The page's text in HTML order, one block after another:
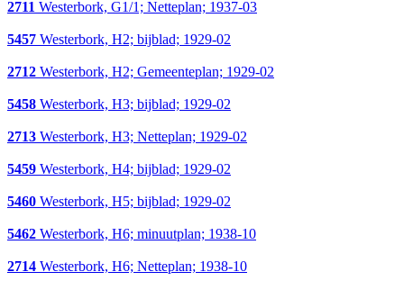
2711 Westerbork, G1/1; Netteplan; 1937-03
5457 Westerbork, H2; bijblad; 1929-02
2712 Westerbork, H2; Gemeenteplan; 1929-02
5458 Westerbork, H3; bijblad; 1929-02
2713 Westerbork, H3; Netteplan; 1929-02
5459 Westerbork, H4; bijblad; 1929-02
5460 Westerbork, H5; bijblad; 1929-02
5462 Westerbork, H6; minuutplan; 1938-10
2714 Westerbork, H6; Netteplan; 1938-10